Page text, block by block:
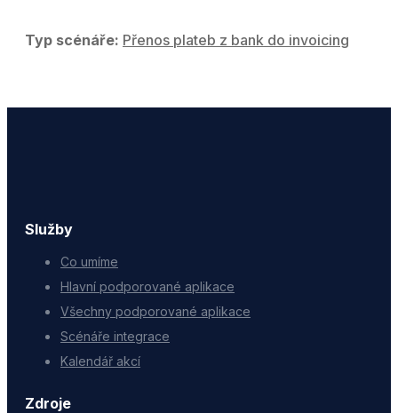
Typ scénáře: Přenos plateb z bank do invoicing
Služby
Co umíme
Hlavní podporované aplikace
Všechny podporované aplikace
Scénáře integrace
Kalendář akcí
Zdroje